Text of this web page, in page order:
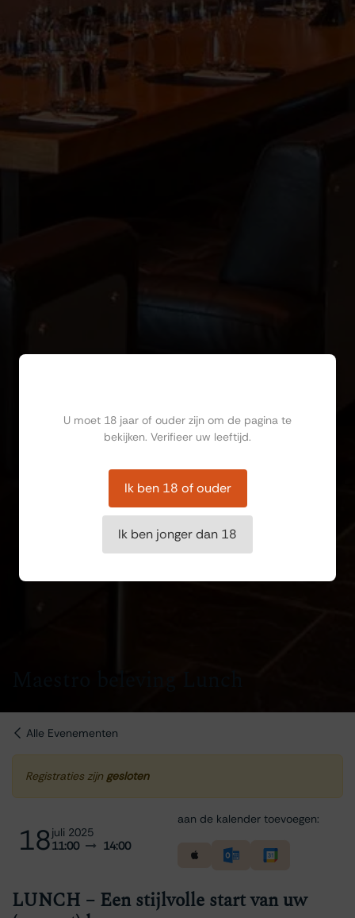
Alle Evenementen
Registraties zijn gesloten
18juli 2025
11:00
14:00
aan de kalender toevoegen:
LUNCH – Een stijlvolle start van uw
U moet 18 jaar of ouder zijn om de pagina te
bekijken. Verifieer uw leeftijd.
Ik ben 18 of ouder
Ik ben jonger dan 18